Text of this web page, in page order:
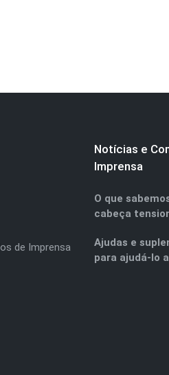
de Imprensa
Notícias e
Imprensa
O que
cabeça
Ajudas e
para ajudá-lo